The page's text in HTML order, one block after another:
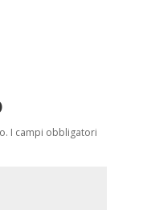
I campi obbligatori